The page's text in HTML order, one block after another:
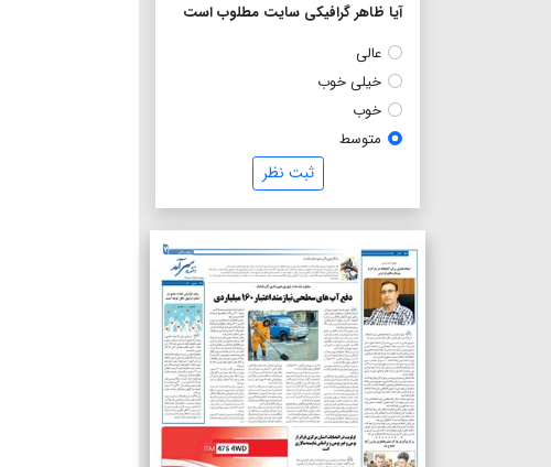
آیا ظاهر گرافیکی سایت مطلوب است
عالی
خیلی خوب
خوب
متوسط
ثبت نظر